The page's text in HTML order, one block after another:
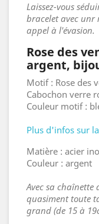
Laissez-vous
bracelet avec unr
appel à l'évasion.
Rose des
argent,
Motif : Rose des
Cabochon verre
Couleur motif :
Plus d'infos sur
Matière : acier
Couleur : argent
Avec sa chaînette
quasiment toute
grand (de 15 à